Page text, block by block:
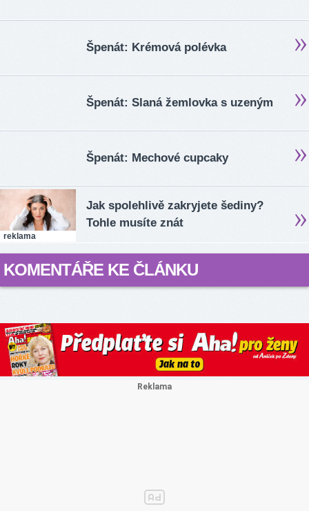
Špenát: Krémová polévka
Špenát: Slaná žemlovka s uzeným
Špenát: Mechové cupcaky
reklama
Jak spolehlivě zakryjete šediny?
Tohle musíte znát
KOMENTÁŘE KE ČLÁNKU